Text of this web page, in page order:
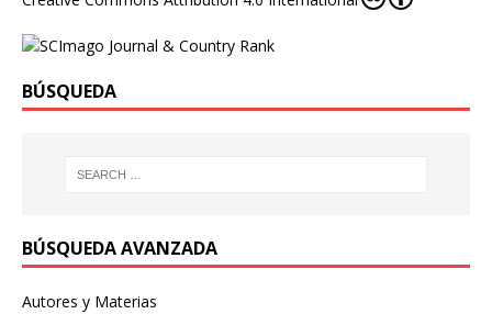
BÚSQUEDA
BÚSQUEDA AVANZADA
Autores y Materias